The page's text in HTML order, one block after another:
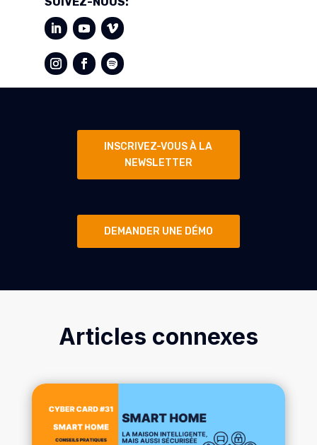
INSCRIVEZ-VOUS À LA
NEWSLETTER
DEMANDER UNE DÉMO
Articles connexes